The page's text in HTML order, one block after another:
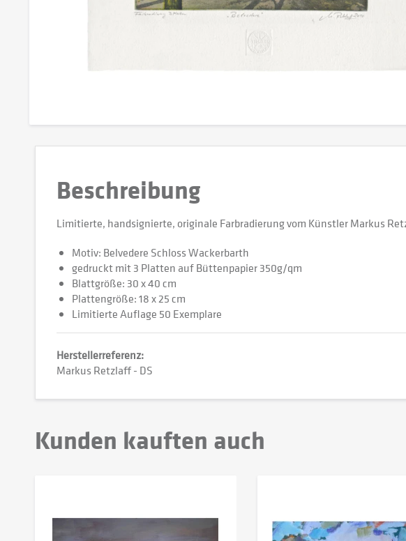
Beschreibung
Limitierte, handsignierte, originale Farbradierung vom Künstler Markus
Motiv: Belvedere Schloss Wackerbarth
gedruckt mit 3 Platten auf Büttenpapier 350g/qm
Blattgröße: 30 x 40 cm
Plattengröße: 18 x 25 cm
Limitierte Auflage 50 Exemplare
Herstellerreferenz:
Markus Retzlaff - DS
Kunden kauften auch